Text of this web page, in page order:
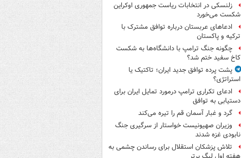
زلنسکی در انتخابات ریاست جمهوری اوکراین
شکست می‌خورد
ادعاهای عربستان درباره توافق مشترک با
ترکیه و پاکستان
چگونه جنگ ترامپ با دانشگاه‌ها به شکست
کاخ سفید ختم شد؟
پشت پرده توافق جدید ایران؛ تاکتیک یا
استراتژی؟
ادعای تکراری ترامپ درمورد تمایل ایران برای
دستیابی به توافق
گرد و غبار آسمان قم را تیره می‌کند
وزیران صهیونیست خواستار از سرگیری جنگ
نابودی غزه شدند
تلاش پزشکان استقلال برای رساندن چشمی به